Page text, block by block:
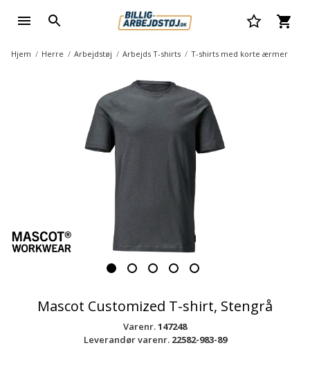
Hjem Herre Arbejdstøj Arbejds T-shirts T-shirts med korte ærmer
Mascot Customized T-shirt, Stengrå
Varenr.147248
Leverandør varenr. 22582-983-89